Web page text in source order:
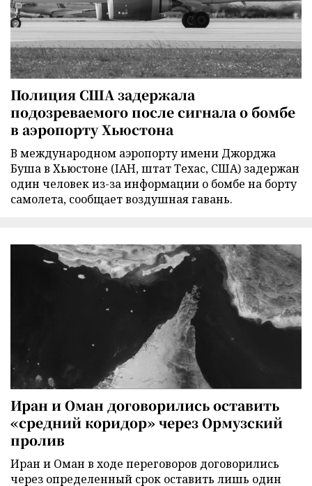
Полиция США задержала
подозреваемого после сигнала о бомбе
в аэропорту Хьюстона
В международном аэропорту имени Джорджа
Буша в Хьюстоне (IAH, штат Техас, США) задержан
один человек из-за информации о бомбе на борту
самолета, сообщает воздушная гавань.
Иран и Оман договорились оставить
«средний коридор» через Ормузский
пролив
Иран и Оман в ходе переговоров договорились
через определенный срок оставить лишь один